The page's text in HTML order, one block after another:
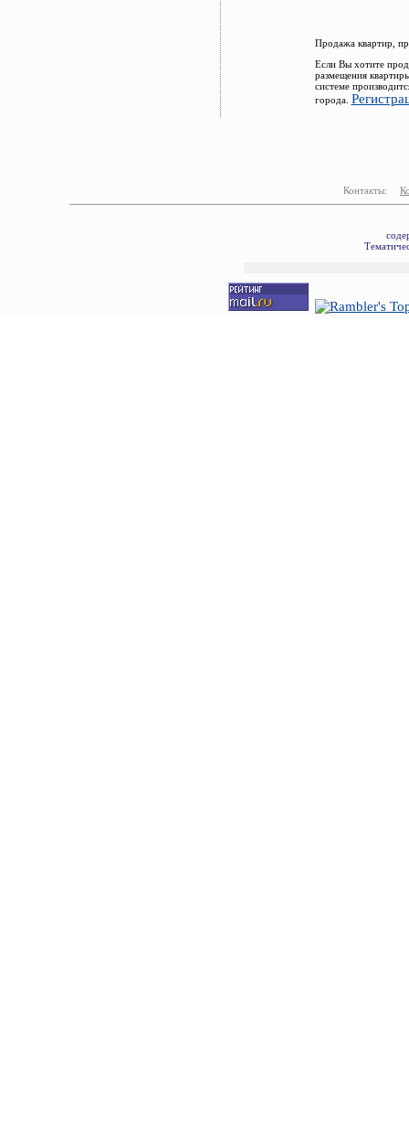
Продажа квартир,
Если Вы хотите
размещения
системе
города.
Контакты: